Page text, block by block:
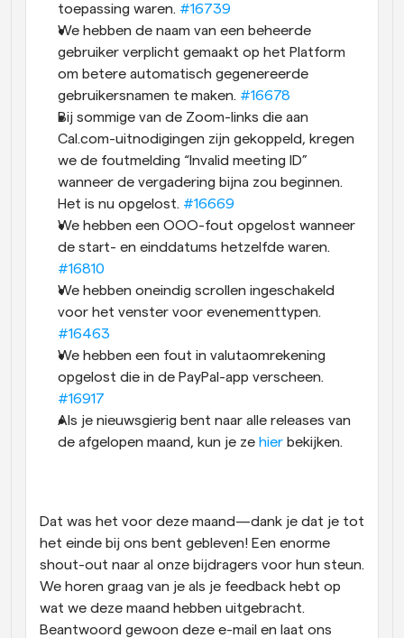
toepassing waren. #16739
We hebben de naam van een beheerde
gebruiker verplicht gemaakt op het Platform
om betere automatisch gegenereerde
gebruikersnamen te maken. #16678
Bij sommige van de Zoom-links die aan
Cal.com-uitnodigingen zijn gekoppeld, kregen
we de foutmelding “Invalid meeting ID”
wanneer de vergadering bijna zou beginnen.
Het is nu opgelost. #16669
We hebben een OOO-fout opgelost wanneer
#16810
We hebben oneindig scrollen ingeschakeld
#16463
We hebben een fout in valutaomrekening
#16917
Als je nieuwsgierig bent naar alle releases van
de afgelopen maand, kun je ze hier bekijken.
Dat was het voor deze maand—dank je dat je tot
het einde bij ons bent gebleven! Een enorme
shout-out naar al onze bijdragers voor hun steun.
We horen graag van je als je feedback hebt op
wat we deze maand hebben uitgebracht.
Beantwoord gewoon deze e-mail en laat ons